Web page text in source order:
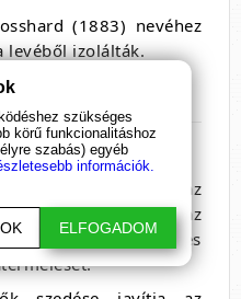
(1883) nevéhez
levéből izolálták.
támogatása
játszik az
Segíti az
és egyes
szükséges
körű funkcionalitáshoz
szabás) egyéb
információk.
ELFOGADOM